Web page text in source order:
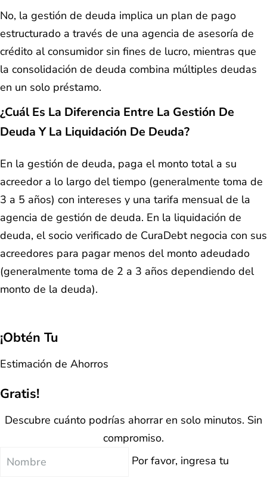
No, la gestión de deuda implica un plan de pago
estructurado a través de una agencia de asesoría de
crédito al consumidor sin fines de lucro, mientras que
la consolidación de deuda combina múltiples deudas
en un solo préstamo.
¿Cuál Es La Diferencia Entre La Gestión De
Deuda Y La Liquidación De Deuda?
En la gestión de deuda, paga el monto total a su
acreedor a lo largo del tiempo (generalmente toma de
3 a 5 años) con intereses y una tarifa mensual de la
agencia de gestión de deuda. En la liquidación de
deuda, el socio verificado de CuraDebt negocia con sus
acreedores para pagar menos del monto adeudado
(generalmente toma de 2 a 3 años dependiendo del
monto de la deuda).
¡Obtén Tu
Estimación de Ahorros
Gratis!
Descubre cuánto podrías ahorrar en solo minutos. Sin
compromiso.
Nombre
Por favor, ingresa tu